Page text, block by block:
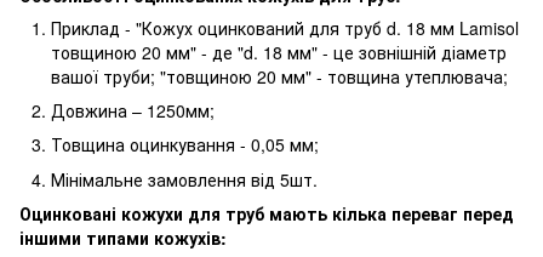
Приклад - "Кожух оцинкований для труб d. 18 мм Lamisol
товщиною 20 мм" - де "d. 18 мм" - це зовнішній діаметр
вашої труби; "товщиною 20 мм" - товщина утеплювача;
Довжина – 1250мм;
Товщина оцинкування - 0,05 мм;
Мінімальне замовлення від 5шт.
Оцинковані кожухи для труб мають кілька переваг перед
іншими типами кожухів: